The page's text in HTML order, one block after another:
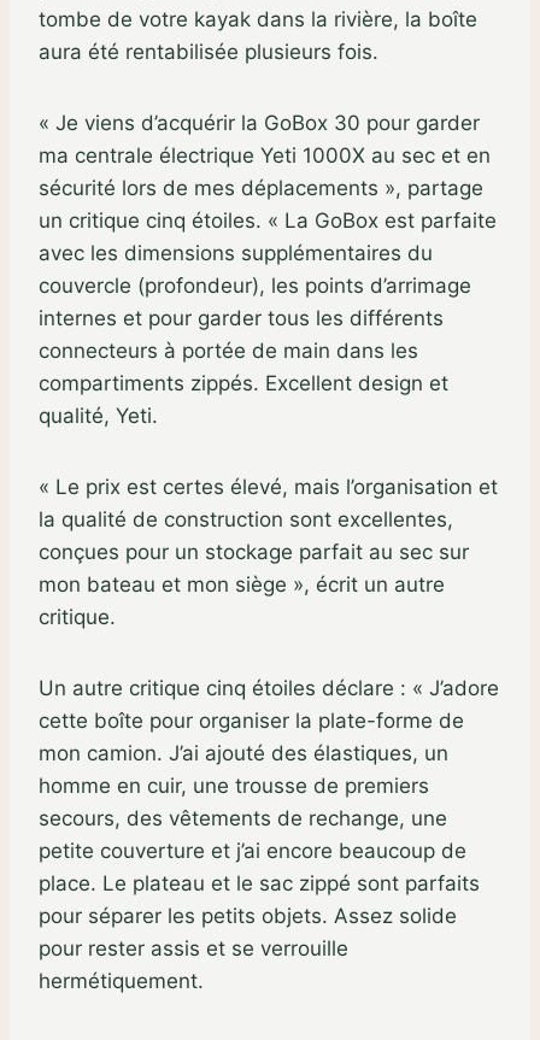
tombe de votre kayak dans la rivière, la boîte
aura été rentabilisée plusieurs fois.
« Je viens d’acquérir la GoBox 30 pour garder
ma centrale électrique Yeti 1000X au sec et en
sécurité lors de mes déplacements », partage
un critique cinq étoiles. « La GoBox est parfaite
avec les dimensions supplémentaires du
couvercle (profondeur), les points d’arrimage
internes et pour garder tous les différents
connecteurs à portée de main dans les
compartiments zippés. Excellent design et
qualité, Yeti.
« Le prix est certes élevé, mais l’organisation et
la qualité de construction sont excellentes,
conçues pour un stockage parfait au sec sur
mon bateau et mon siège », écrit un autre
critique.
Un autre critique cinq étoiles déclare : « J’adore
cette boîte pour organiser la plate-forme de
mon camion. J’ai ajouté des élastiques, un
homme en cuir, une trousse de premiers
secours, des vêtements de rechange, une
petite couverture et j’ai encore beaucoup de
place. Le plateau et le sac zippé sont parfaits
pour séparer les petits objets. Assez solide
pour rester assis et se verrouille
hermétiquement.